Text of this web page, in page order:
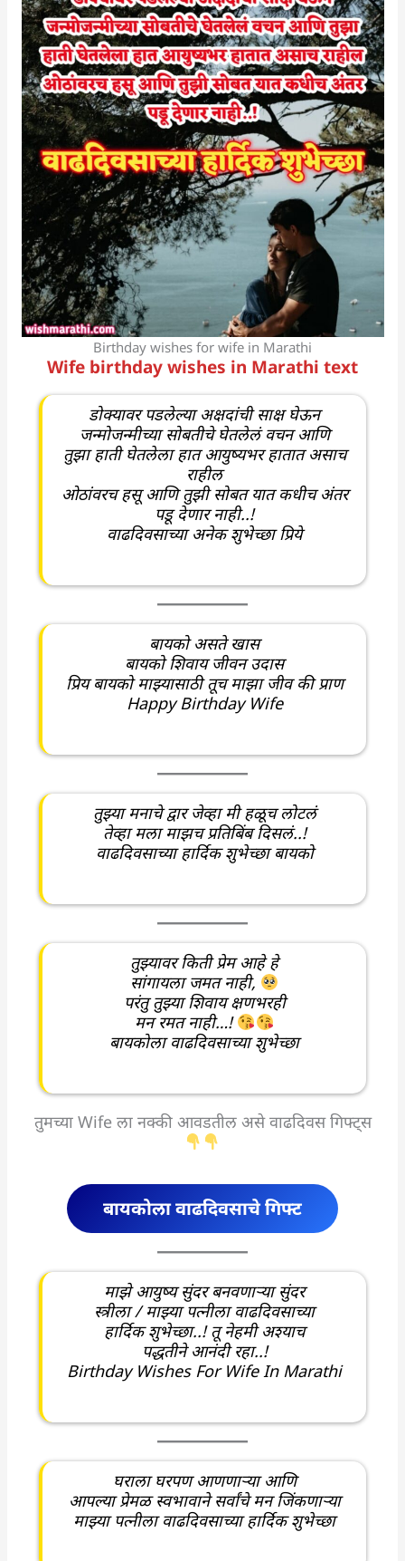
Birthday wishes for wife in Marathi
Wife birthday wishes in Marathi text
डोक्यावर पडलेल्या अक्षदांची साक्ष घेऊन
जन्मोजन्मीच्या सोबतीचे घेतलेलं वचन आणि
तुझा हाती घेतलेला हात आयुष्यभर हातात असाच
राहील
ओठांवरच हसू आणि तुझी सोबत यात कधीच अंतर
पडू देणार नाही..!
वाढदिवसाच्या अनेक शुभेच्छा प्रिये
बायको असते खास
बायको शिवाय जीवन उदास
प्रिय बायको माझ्यासाठी तूच माझा जीव की प्राण
Happy Birthday Wife
तुझ्या मनाचे द्वार जेव्हा मी हळूच लोटलं
तेव्हा मला माझच प्रतिबिंब दिसलं..!
वाढदिवसाच्या हार्दिक शुभेच्छा बायको
तुझ्यावर किती प्रेम आहे हे
सांगायला जमत नाही,
परंतु तुझ्या शिवाय क्षणभरही
मन रमत नाही…!
बायकोला वाढदिवसाच्या शुभेच्छा
तुमच्या Wife ला नक्की आवडतील असे वाढदिवस गिफ्ट्स
बायकोला वाढदिवसाचे गिफ्ट
माझे आयुष्य सुंदर बनवणाऱ्या सुंदर
स्त्रीला / माझ्या पत्नीला वाढदिवसाच्या
हार्दिक शुभेच्छा..! तू नेहमी अश्याच
पद्धतीने आनंदी रहा..!
Birthday Wishes For Wife In Marathi
घराला घरपण आणणाऱ्या आणि
आपल्या प्रेमळ स्वभावाने सर्वांचे मन जिंकणाऱ्या
माझ्या पत्नीला वाढदिवसाच्या हार्दिक शुभेच्छा